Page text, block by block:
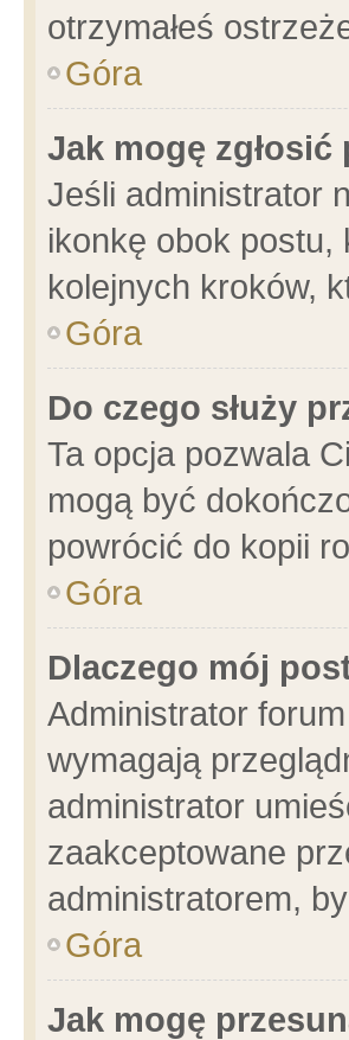
otrzymałeś
Góra
Jak mogę
Jeśli administrator
ikonkę obok postu,
kolejnych kroków,
Góra
Do czego służy
Ta opcja pozwala
mogą być
powrócić do kopii
Góra
Dlaczego mój
Administrator
wymagają
administrator
zaakceptowane
administratorem,
Góra
Jak mogę